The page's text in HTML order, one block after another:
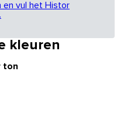
en vul het Histor
kleuren
ton